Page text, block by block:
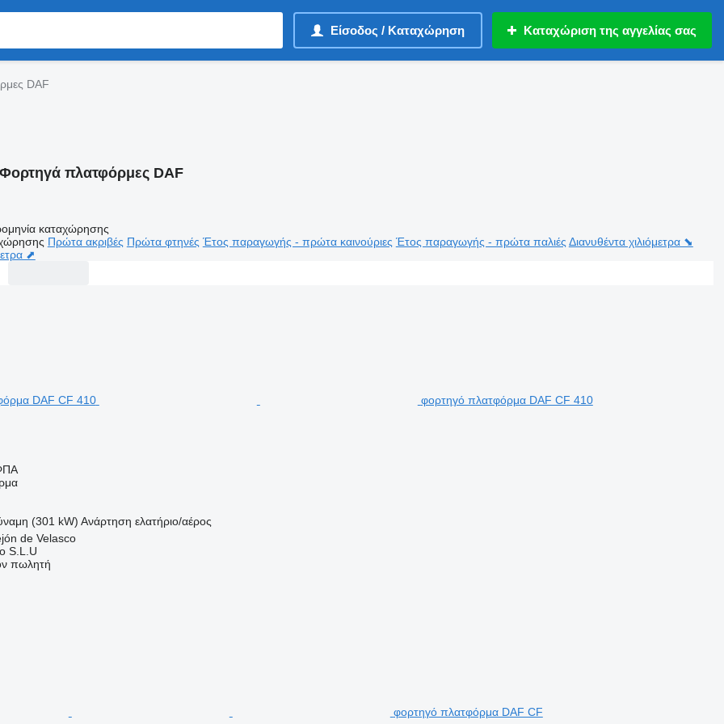
Είσοδος / Καταχώρηση Καταχώριση της αγγελίας σας
DAF
Φορτηγά πλατφόρμες DAF
καταχώρησης
Πρώτα ακριβές Πρώτα φτηνές Έτος παραγωγής - πρώτα καινούριες Έτος παραγωγής - πρώτα παλιές Διανυθέντα χιλιόμετρα ⬊
⬈
φορτηγό πλατφόρμα DAF CF 410
(301 kW) Ανάρτηση ελατήριο/αέρος
de Velasco
S.L.U
πωλητή
φορτηγό πλατφόρμα DAF CF